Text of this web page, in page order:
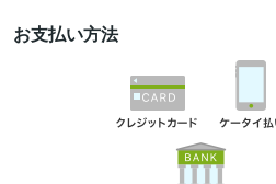
お支払い方法